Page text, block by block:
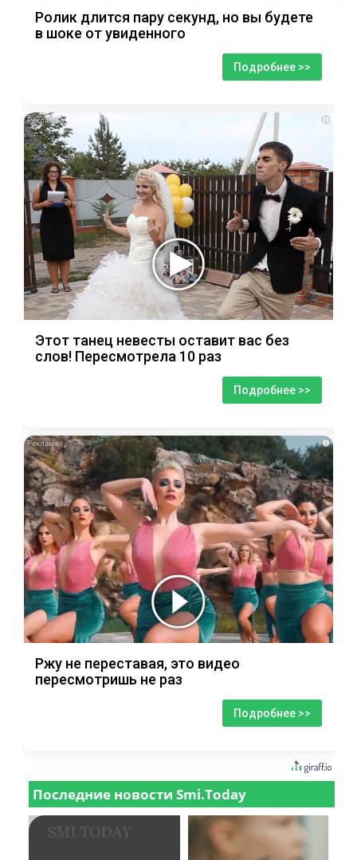
Ролик длится пару секунд, но вы будете
в шоке от увиденного
Подробнее >>
i
Этот танец невесты оставит вас без
слов! Пересмотрела 10 раз
Подробнее >>
i
Ржу не переставая, это видео
пересмотришь не раз
Подробнее >>